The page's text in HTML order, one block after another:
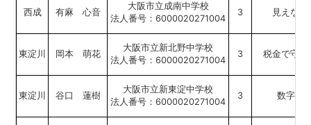
西成 有麻 心音
大阪市立成南中学校
法人番号：6000020271004
3 見えな
東淀川 岡本 萌花
大阪市立新北野中学校
法人番号：6000020271004
3 税金で守
東淀川 谷口 蓮樹
大阪市立新東淀中学校
法人番号：6000020271004
3 数字の